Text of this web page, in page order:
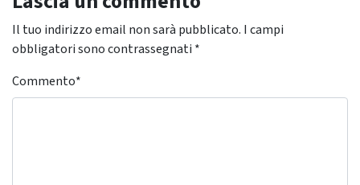
Il tuo indirizzo email non sarà pubblicato. I campi
obbligatori sono contrassegnati *
Commento*